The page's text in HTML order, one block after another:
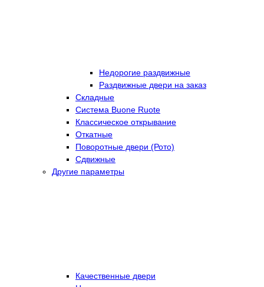
Недорогие раздвижные
Раздвижные двери на заказ
Складные
Cистема Buone Ruote
Классическое открывание
Откатные
Поворотные двери (Рото)
Сдвижные
Другие параметры
Качественные двери